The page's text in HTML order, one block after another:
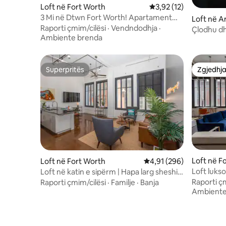
Loft në Fort Worth Vlerësimi mesatar
3,92 (12)
3 Mi në Dtwn Fort Worth! Apartament
me vaskë me hidromasazh dhe pishinë
Raporti çmim/cilësi · Vendndodhja ·
Ambiente brenda
Loft në
Çlodhu
Superpritës
Superpritës
Loft në Fort Worth Vlerësimi mesatar 4,91
4,91 (296)
Loft në katin e sipërm | Hapa larg sheshit
Sundance në qendër të FTW
Raporti çmim/cilësi · Familje · Banja
Loft në
Loft
qytetitit
Raporti